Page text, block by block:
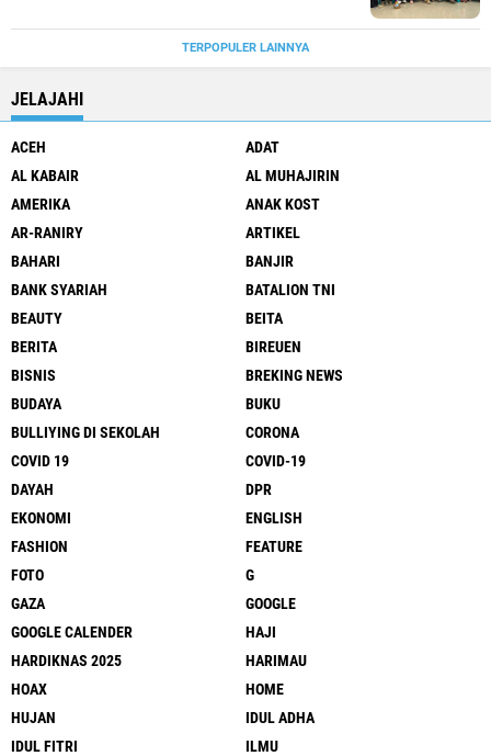
TERPOPULER LAINNYA
JELAJAHI
ACEH
ADAT
AL KABAIR
AL MUHAJIRIN
AMERIKA
ANAK KOST
AR-RANIRY
ARTIKEL
BAHARI
BANJIR
BANK SYARIAH
BATALION TNI
BEAUTY
BEITA
BERITA
BIREUEN
BISNIS
BREKING NEWS
BUDAYA
BUKU
BULLIYING DI SEKOLAH
CORONA
COVID 19
COVID-19
DAYAH
DPR
EKONOMI
ENGLISH
FASHION
FEATURE
FOTO
G
GAZA
GOOGLE
GOOGLE CALENDER
HAJI
HARDIKNAS 2025
HARIMAU
HOAX
HOME
HUJAN
IDUL ADHA
IDUL FITRI
ILMU